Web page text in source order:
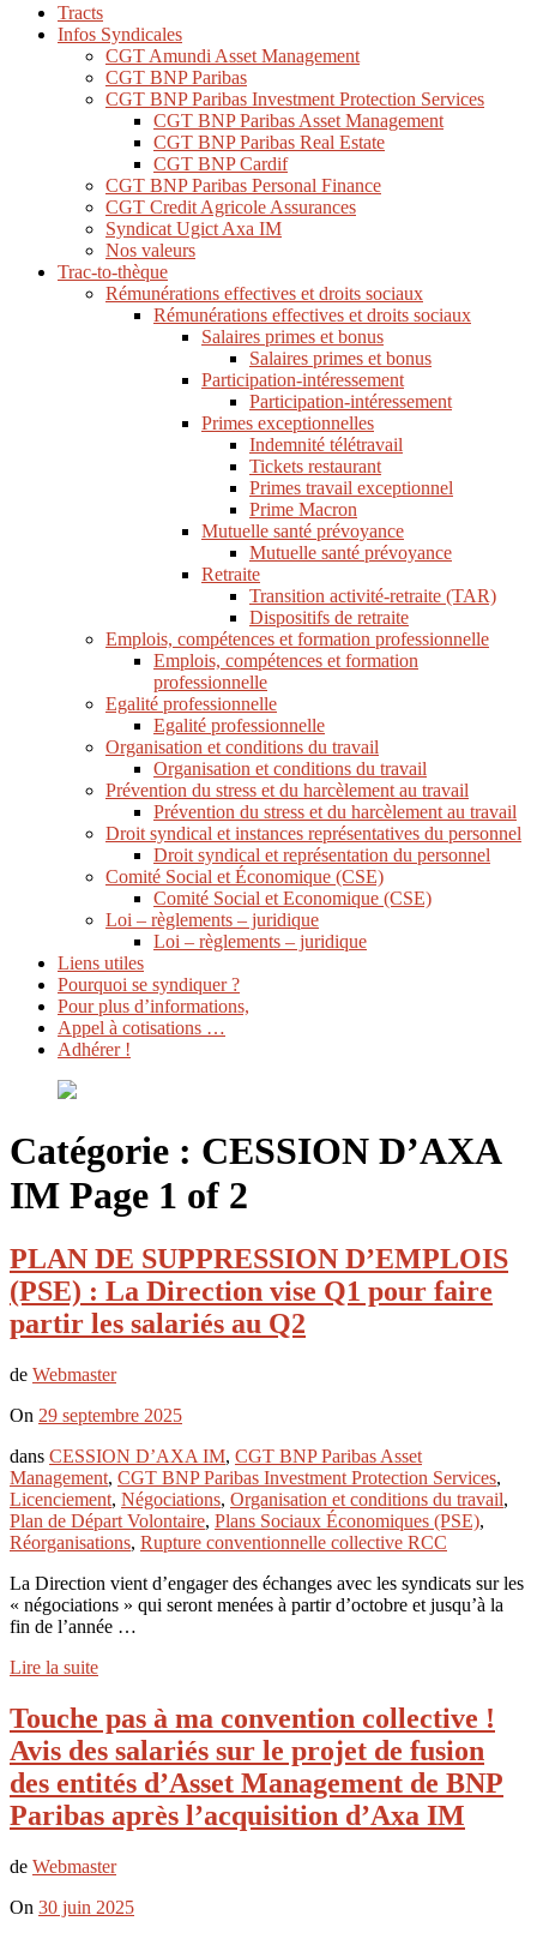
Tracts
Infos Syndicales
CGT Amundi Asset Management
CGT BNP Paribas
CGT BNP Paribas Investment Protection Services
CGT BNP Paribas Asset Management
CGT BNP Paribas Real Estate
CGT BNP Cardif
CGT BNP Paribas Personal Finance
CGT Credit Agricole Assurances
Syndicat Ugict Axa IM
Nos valeurs
Trac-to-thèque
Rémunérations effectives et droits sociaux
Rémunérations effectives et droits sociaux
Salaires primes et bonus
Salaires primes et bonus
Participation-intéressement
Participation-intéressement
Primes exceptionnelles
Indemnité télétravail
Tickets restaurant
Primes travail exceptionnel
Prime Macron
Mutuelle santé prévoyance
Mutuelle santé prévoyance
Retraite
Transition activité-retraite (TAR)
Dispositifs de retraite
Emplois, compétences et formation professionnelle
Emplois, compétences et formation
professionnelle
Egalité professionnelle
Egalité professionnelle
Organisation et conditions du travail
Organisation et conditions du travail
Prévention du stress et du harcèlement au travail
Prévention du stress et du harcèlement au travail
Droit syndical et instances représentatives du personnel
Droit syndical et représentation du personnel
Comité Social et Économique (CSE)
Comité Social et Economique (CSE)
Loi – règlements – juridique
Loi – règlements – juridique
Liens utiles
Pourquoi se syndiquer ?
Pour plus d’informations,
Appel à cotisations …
Adhérer !
Catégorie : CESSION D’AXA
IM Page 1 of 2
PLAN DE SUPPRESSION D’EMPLOIS
(PSE) : La Direction vise Q1 pour faire
partir les salariés au Q2
de Webmaster
On 29 septembre 2025
dans CESSION D’AXA IM, CGT BNP Paribas Asset
Management, CGT BNP Paribas Investment Protection Services,
Licenciement, Négociations, Organisation et conditions du travail,
Plan de Départ Volontaire, Plans Sociaux Économiques (PSE),
Réorganisations, Rupture conventionnelle collective RCC
La Direction vient d’engager des échanges avec les syndicats sur les
« négociations » qui seront menées à partir d’octobre et jusqu’à la
fin de l’année …
Lire la suite
Touche pas à ma convention collective !
Avis des salariés sur le projet de fusion
des entités d’Asset Management de BNP
Paribas après l’acquisition d’Axa IM
de Webmaster
On 30 juin 2025